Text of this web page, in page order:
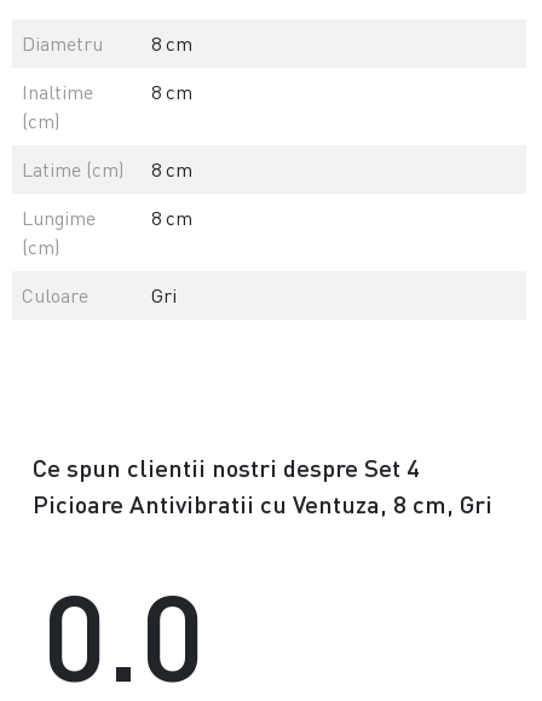
Diametru
8 cm
Inaltime
(cm)
8 cm
Latime (cm)
8 cm
Lungime
(cm)
8 cm
Culoare Gri
Ce spun clientii nostri despre Set 4
Picioare Antivibratii cu Ventuza, 8 cm, Gri
0.0